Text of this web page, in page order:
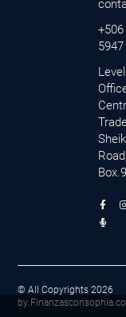
5947
F
a
c
e
k
f
I
M
i
c
r
o
e
-
a
© All Copyrights 2026
by